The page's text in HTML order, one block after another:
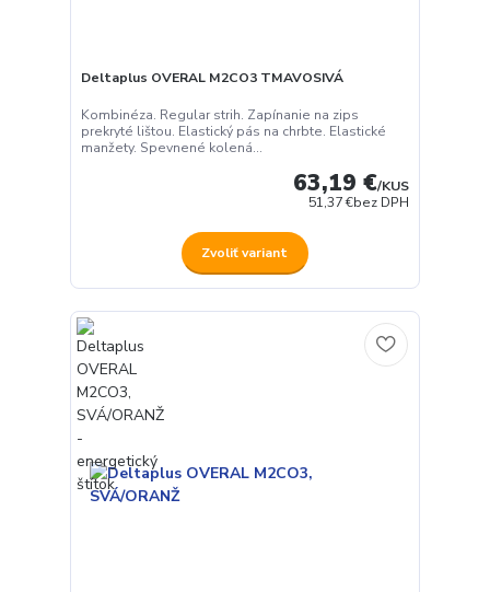
Deltaplus OVERAL M2CO3 TMAVOSIVÁ
Kombinéza. Regular strih. Zapínanie na zips
prekryté lištou. Elastický pás na chrbte. Elastické
manžety. Spevnené kolená...
63,19 €/KUS
51,37 €bez DPH
Zvoliť variant